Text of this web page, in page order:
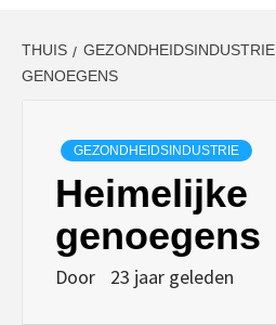
THUIS GEZONDHEIDSINDUSTRIE
GENOEGENS
GEZONDHEIDSINDUSTRIE
Heimelijke
genoegens
Door 23 jaar geleden